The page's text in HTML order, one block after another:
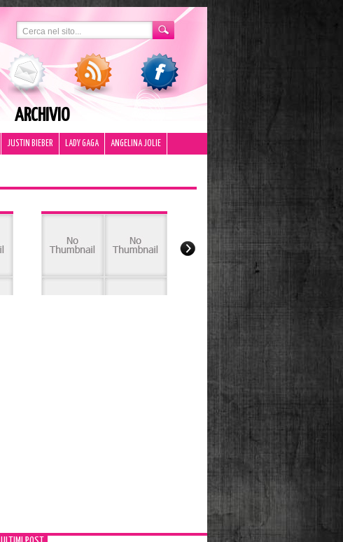
ARCHIVIO
JUSTIN BIEBER LADY GAGA ANGELINA JOLIE